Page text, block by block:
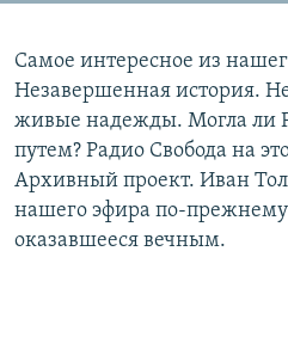
Самое интересное из
Незавершенная история.
живые надежды. Могла ли
путем? Радио Свобода на
Архивный проект. Иван
нашего эфира по-прежнему
оказавшееся вечным.